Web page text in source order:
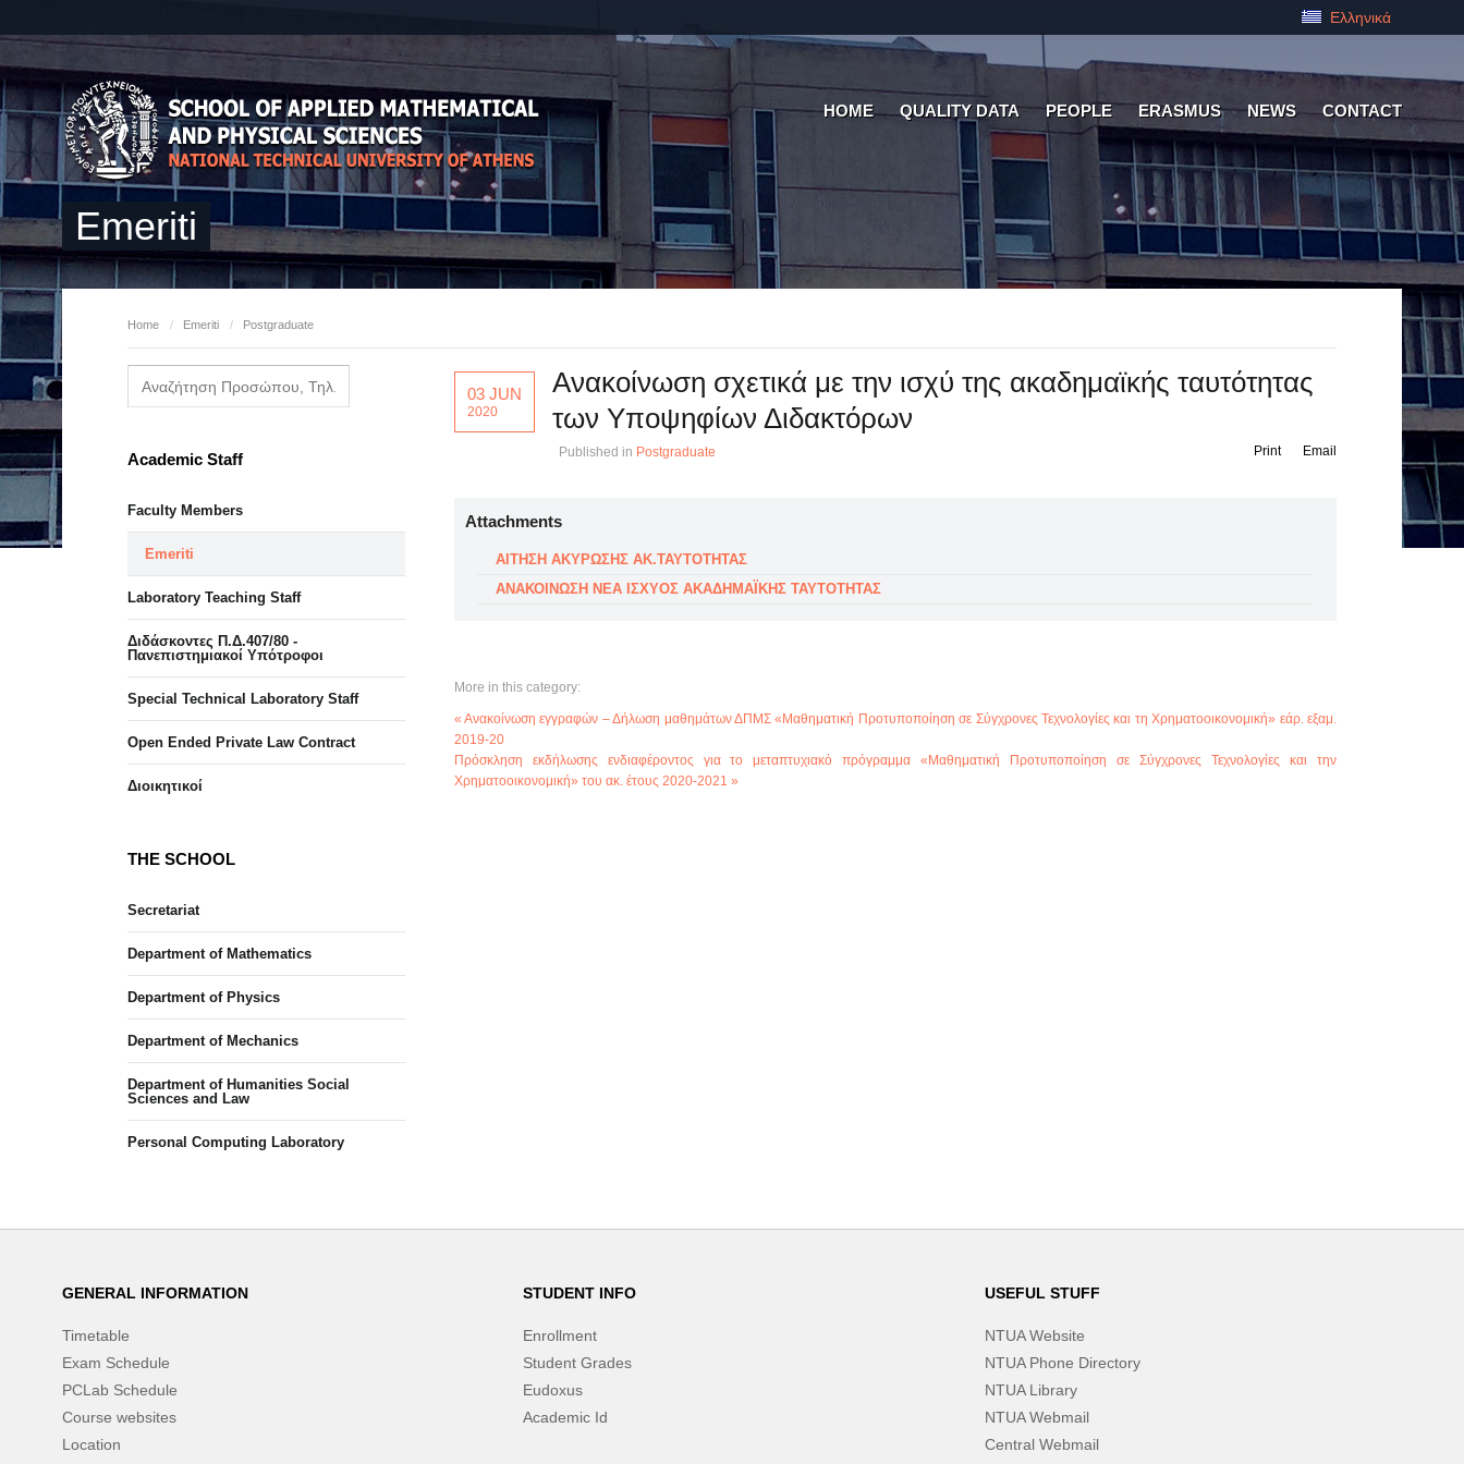
Ελληνικά
HOME QUALITY DATA PEOPLE ERASMUS NEWS CONTACT
Emeriti
Home / Emeriti / Postgraduate
03 JUN
2020
Ανακοίνωση σχετικά με την ισχύ της ακαδημαϊκής ταυτότητας
των Υποψηφίων Διδακτόρων
Published in Postgraduate Email
Print
Attachments
ΑΙΤΗΣΗ ΑΚΥΡΩΣΗΣ ΑΚ.ΤΑΥΤΟΤΗΤΑΣ
ΑΝΑΚΟΙΝΩΣΗ ΝΕΑ ΙΣΧΥΟΣ ΑΚΑΔΗΜΑΪΚΗΣ ΤΑΥΤΟΤΗΤΑΣ
More in this category:
« Ανακοίνωση εγγραφών – Δήλωση μαθημάτων ΔΠΜΣ «Μαθηματική Προτυποποίηση σε Σύγχρονες Τεχνολογίες και τη Χρηματοοικονομική» εάρ. εξαμ.
2019-20
Πρόσκληση εκδήλωσης ενδιαφέροντος για το μεταπτυχιακό πρόγραμμα «Μαθηματική Προτυποποίηση σε Σύγχρονες Τεχνολογίες και την
Χρηματοοικονομική» του ακ. έτους 2020-2021 »
Academic Staff
Faculty Members
Emeriti
Laboratory Teaching Staff
Διδάσκοντες Π.Δ.407/80 -
Πανεπιστημιακοί Υπότροφοι
Special Technical Laboratory Staff
Open Ended Private Law Contract
Διοικητικοί
THE SCHOOL
Secretariat
Department of Mathematics
Department of Physics
Department of Mechanics
Department of Humanities Social
Sciences and Law
Personal Computing Laboratory
GENERAL INFORMATION
Timetable
Exam Schedule
PCLab Schedule
Course websites
Location
STUDENT INFO
Enrollment
Student Grades
Eudoxus
Academic Id
USEFUL STUFF
NTUA Website
NTUA Phone Directory
NTUA Library
NTUA Webmail
Central Webmail